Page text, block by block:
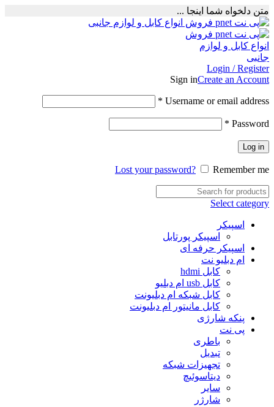
متن دلخواه شما اینجا ...
Login / Register
Sign inCreate an Account
Username or email address
*
Password
*
Log in
Lost your password? Remember me
Select category
اسپیکر
اسپیکر پورتابل
اسپیکر حرفه ای
ام دبلیو نت
کابل hdmi
کابل usb ام دبلیو
کابل شبکه ام دبلیونت
کابل مانیتور ام دبلیونت
پنکه شارژی
پی نت
باطری
تبدیل
تجهیزات شبکه
دیتاسوئیچ
سایر
شارژر